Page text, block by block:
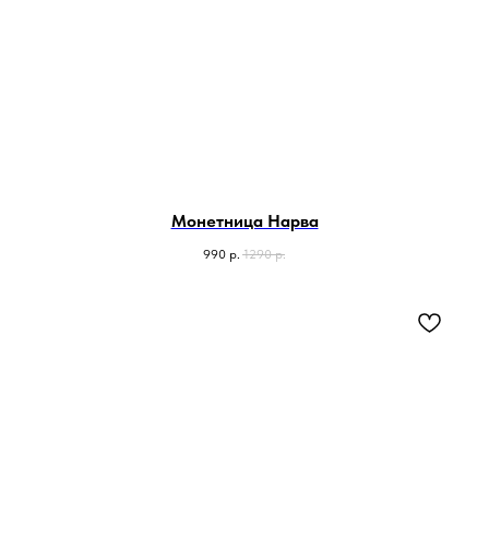
Монетница Нарва
990 р. 1290 р.